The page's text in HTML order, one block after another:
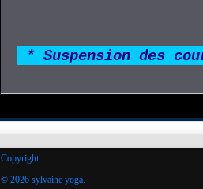
* Suspension des
Copyright
© 2026 sylvaine yoga.